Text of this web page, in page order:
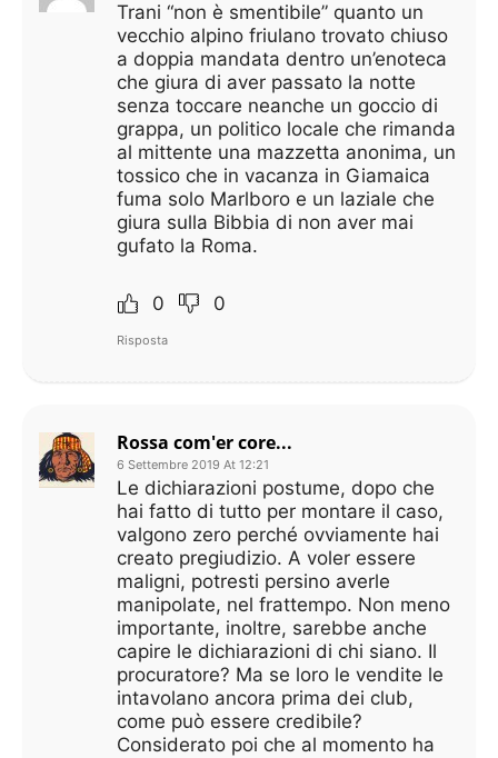
Trani “non è smentibile” quanto un
vecchio alpino friulano trovato chiuso
a doppia mandata dentro un’enoteca
che giura di aver passato la notte
senza toccare neanche un goccio di
grappa, un politico locale che rimanda
al mittente una mazzetta anonima, un
tossico che in vacanza in Giamaica
fuma solo Marlboro e un laziale che
giura sulla Bibbia di non aver mai
gufato la Roma.
0 0
Risposta
Rossa com'er core...
6 Settembre 2019 At 12:21
Le dichiarazioni postume, dopo che
hai fatto di tutto per montare il caso,
valgono zero perché ovviamente hai
creato pregiudizio. A voler essere
maligni, potresti persino averle
manipolate, nel frattempo. Non meno
importante, inoltre, sarebbe anche
capire le dichiarazioni di chi siano. Il
procuratore? Ma se loro le vendite le
intavolano ancora prima dei club,
come può essere credibile?
Considerato poi che al momento ha